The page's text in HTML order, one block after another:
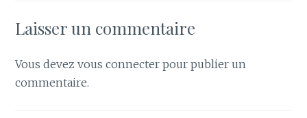
Laisser un commentaire
Vous devezvous connecter pour publier un
commentaire.